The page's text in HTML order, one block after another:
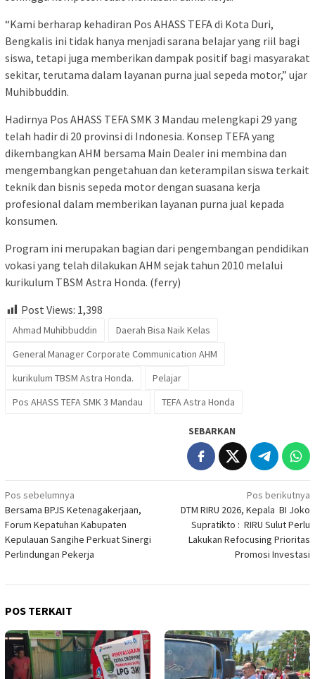
“Kami berharap kehadiran Pos AHASS TEFA di Kota Duri,
Bengkalis ini tidak hanya menjadi sarana belajar yang riil bagi
siswa, tetapi juga memberikan dampak positif bagi masyarakat
sekitar, terutama dalam layanan purna jual sepeda motor,” ujar
Muhibbuddin.
Hadirnya Pos AHASS TEFA SMK 3 Mandau melengkapi 29 yang
telah hadir di 20 provinsi di Indonesia. Konsep TEFA yang
dikembangkan AHM bersama Main Dealer ini membina dan
mengembangkan pengetahuan dan keterampilan siswa terkait
teknik dan bisnis sepeda motor dengan suasana kerja
profesional dalam memberikan layanan purna jual kepada
konsumen.
Program ini merupakan bagian dari pengembangan pendidikan
vokasi yang telah dilakukan AHM sejak tahun 2010 melalui
kurikulum TBSM Astra Honda. (ferry)
Post Views: 1,398
Ahmad Muhibbuddin
Daerah Bisa Naik Kelas
General Manager Corporate Communication AHM
kurikulum TBSM Astra Honda.
Pelajar
Pos AHASS TEFA SMK 3 Mandau
TEFA Astra Honda
SEBARKAN
Navigasi
pos
Pos sebelumnya
Bersama BPJS Ketenagakerjaan,
Forum Kepatuhan Kabupaten
Kepulauan Sangihe Perkuat Sinergi
Perlindungan Pekerja
Pos berikutnya
DTM RIRU 2026, Kepala BI Joko
Supratikto : RIRU Sulut Perlu
Lakukan Refocusing Prioritas
Promosi Investasi
POS TERKAIT